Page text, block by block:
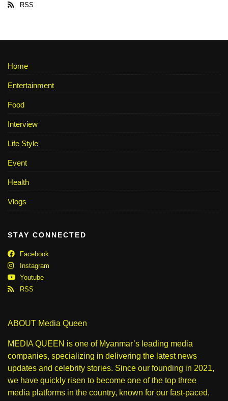
RSS
Home
Entertainment
Food
Interview
Life Style
Event
Health
Vlogs
STAY CONNECTED
Facebook
Instagram
Youtube
RSS
ABOUT Media Queen
MEDIA QUEEN is one of Myanmar’s leading media
companies, specializing in delivering the latest news
updates and celebrity stories. Since our founding in 2021,
we have quickly risen to become one of the top three
media platforms in the country, known for our fast-paced,